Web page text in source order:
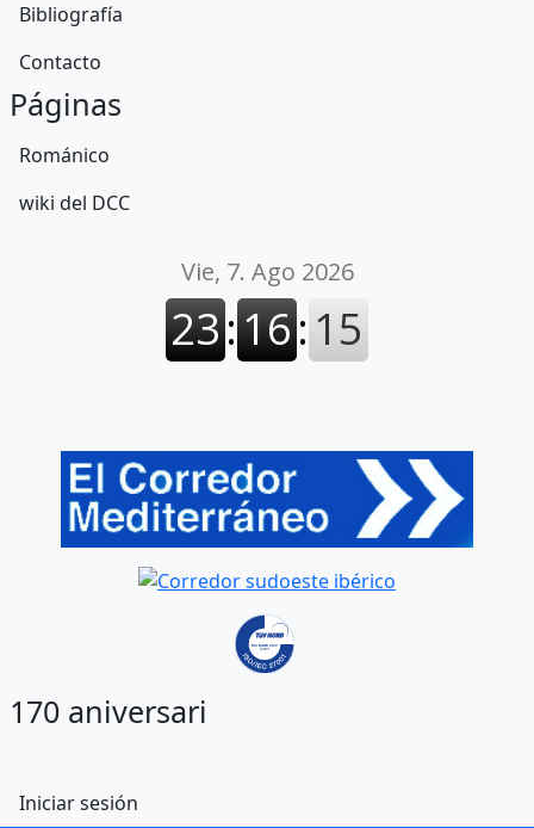
Bibliografía
Contacto
Páginas
Románico
wiki del DCC
170 aniversari
Menú de cuenta de usuario
Iniciar sesión